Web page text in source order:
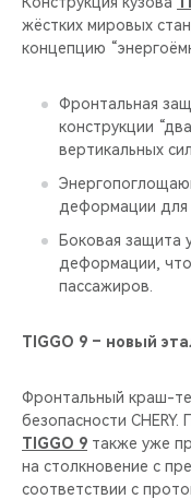
жёстких мировых
концепцию
Фронтальная
конструкции
вертикальных
деформации для
Боковая защита
деформации,
пассажиров.
TIGGO 9 – новый
Фронтальный краш-
безопасности
TIGGO 9 также уже
на столкновение с
соответствии с